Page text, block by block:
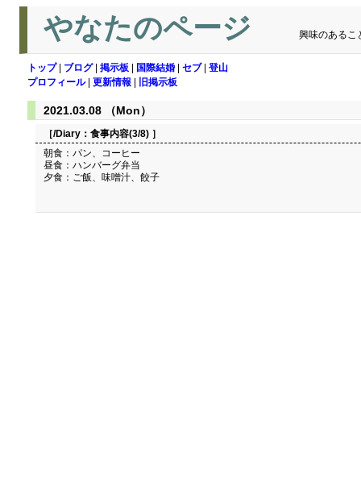
やなたのページ 興味のあるこ
トップ| ブログ| 掲示板 国際結婚 セブ| 登山
プロフィール| 更新情報 旧掲示板
2021.03.08 （Mon）
［/Diary： 食事内容(3/8) ］
朝食：パン、コーヒー
昼食：ハンバーグ弁当
夕食：ご飯、味噌汁、餃子